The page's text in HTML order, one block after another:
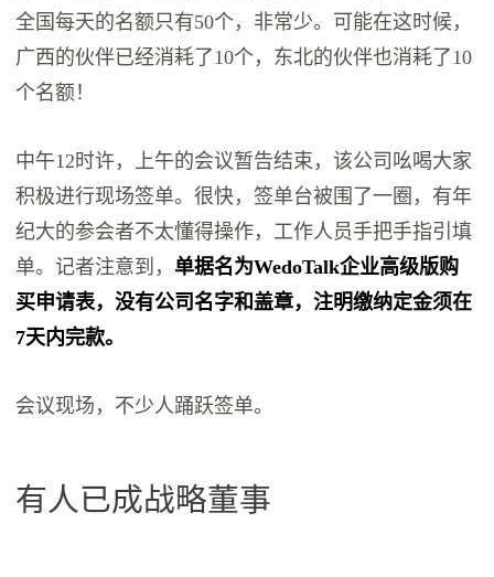
全国每天的名额只有50个，非常少。可能在这时候，
广西的伙伴已经消耗了10个，东北的伙伴也消耗了10
个名额！
中午12时许，上午的会议暂告结束，该公司吆喝大家
积极进行现场签单。很快，签单台被围了一圈，有年
纪大的参会者不太懂得操作，工作人员手把手指引填
单。记者注意到， 单据名为WedoTalk企业高级版购
买申请表，没有公司名字和盖章，注明缴纳定金须在
7天内完款。
会议现场，不少人踊跃签单。
有人已成战略董事